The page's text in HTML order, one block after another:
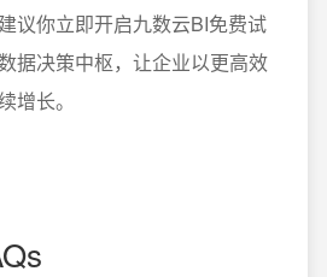
议你立即开启九数云BI免费试
据决策中枢，让企业以更高效
增长。